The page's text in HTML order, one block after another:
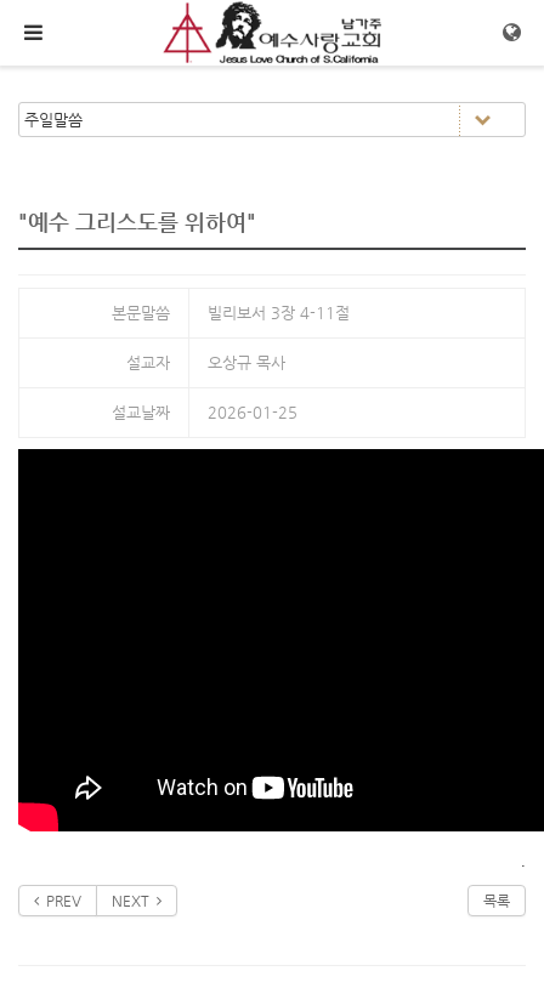
메뉴 건너뛰기
"예수 그리스도를 위하여"
본문말씀 빌리보서 3장 4-11절
설교자 오상규 목사
설교날짜 2026-01-25
.
PREV NEXT 목록